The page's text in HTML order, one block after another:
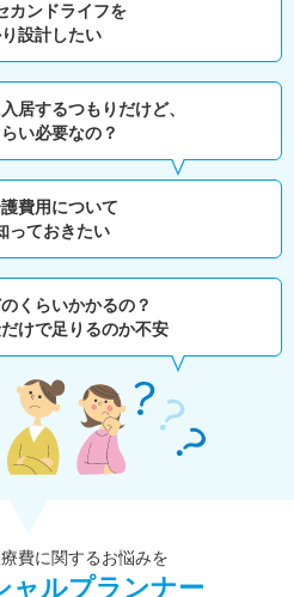
カンドライフを
設計したい
居するつもりだけど、
い必要なの？
費用について
っておきたい
くらいかかるの？
けで足りるのか不安
費に関するお悩みを
ャルプランナー